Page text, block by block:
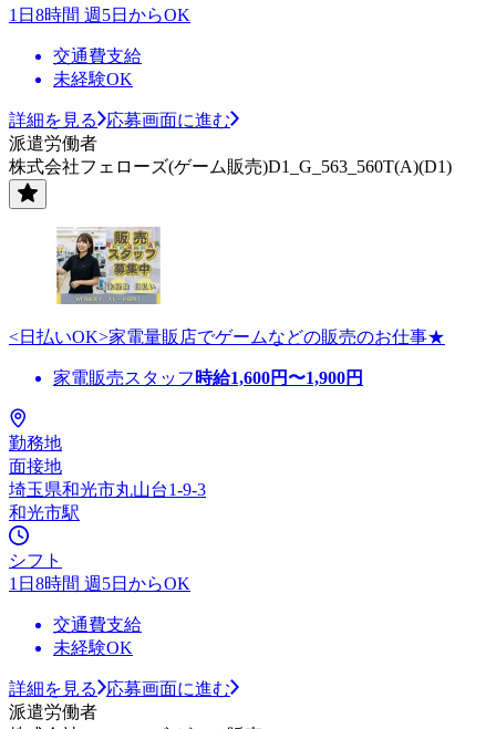
1日8時間 週5日からOK
交通費支給
未経験OK
詳細を見る
応募画面に進む
派遣労働者
株式会社フェローズ(ゲーム販売)D1_G_563_560T(A)(D1)
<日払いOK>家電量販店でゲームなどの販売のお仕事★
家電販売スタッフ 時給1,600円〜1,900円
勤務地
面接地
埼玉県和光市丸山台1-9-3
和光市駅
シフト
1日8時間 週5日からOK
交通費支給
未経験OK
詳細を見る
応募画面に進む
派遣労働者